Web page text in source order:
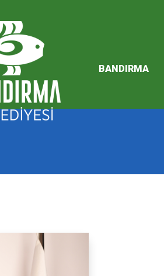
2026 Performans Programı
BANDIRMA